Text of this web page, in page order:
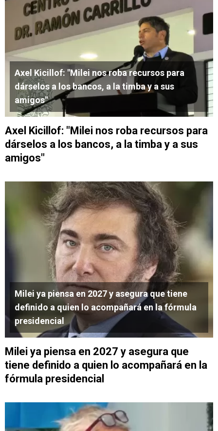
Axel Kicillof: "Milei nos roba recursos para
dárselos a los bancos, a la timba y a sus
amigos"
Axel Kicillof: "Milei nos roba recursos para
dárselos a los bancos, a la timba y a sus
amigos"
Milei ya piensa en 2027 y asegura que tiene
definido a quien lo acompañará en la fórmula
presidencial
Milei ya piensa en 2027 y asegura que
tiene definido a quien lo acompañará en la
fórmula presidencial